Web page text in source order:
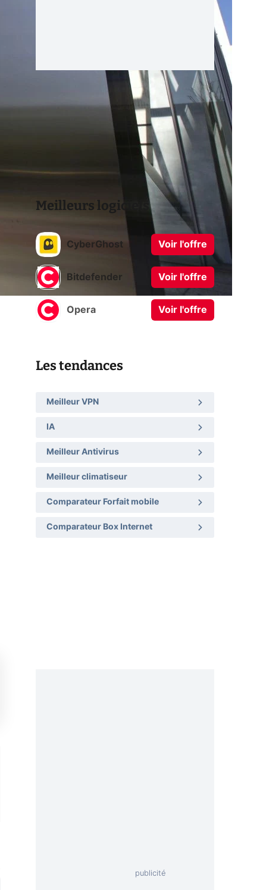
Meilleurs logiciels
CyberGhost Voir l'offre
Bitdefender Voir l'offre
Opera Voir l'offre
Les tendances
Meilleur VPN
IA
Meilleur Antivirus
Meilleur climatiseur
Comparateur Forfait mobile
Comparateur Box Internet